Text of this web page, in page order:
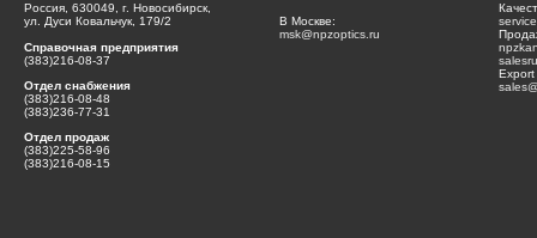
Россия, 630049, г. Новосибирск,
ул. Дуси Ковальчук, 179/2
Справочная предприятия
(383)216-08-37
Отдел снабжения
(383)216-08-48
(383)236-77-31
Отдел продаж
(383)225-58-96
(383)216-08-15
В Москве:
msk@npzoptics.ru